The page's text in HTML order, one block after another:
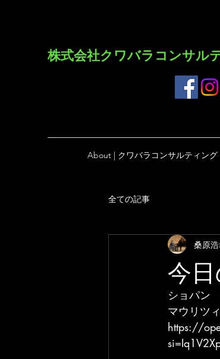
株式会社クワバラコンサル
About | クワバラコンサルティング
全ての記事
今
桑原
ショパン
マウリツ
https://